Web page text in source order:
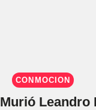
CONMOCIÓN
Murió Leandro